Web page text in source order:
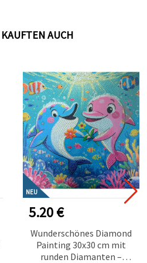
AUCH
NEU
5.20 €
Wunderschönes Diamond
Painting 30x30 cm mit
runden Diamanten –